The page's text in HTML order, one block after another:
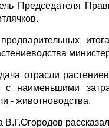
Председателя
отрасли
с наименьшими
- животноводства.